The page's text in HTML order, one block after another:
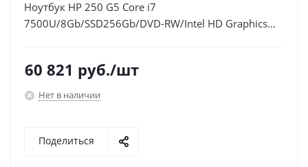
Ноутбук HP 250 G5 Core i7
7500U/8Gb/SSD256Gb/DVD-RW/Intel HD Graphics
60 821 руб./шт
Нет в наличии
Поделиться